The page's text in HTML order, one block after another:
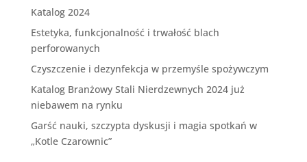
Katalog 2024
Estetyka, funkcjonalność i trwałość blach
perforowanych
Czyszczenie i dezynfekcja w przemyśle spożywczym
Katalog Branżowy Stali Nierdzewnych 2024 już
niebawem na rynku
Garść nauki, szczypta dyskusji i magia spotkań w
„Kotle Czarownic”